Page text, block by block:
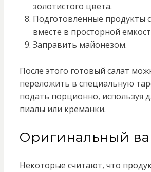
золотистого цвета.
Подготовленные продукты
вместе в просторной
Заправить майонезом.
После этого готовый салат
переложить в специальную
подать порционно, используя
пиалы или креманки.
Оригинальный
Некоторые считают, что